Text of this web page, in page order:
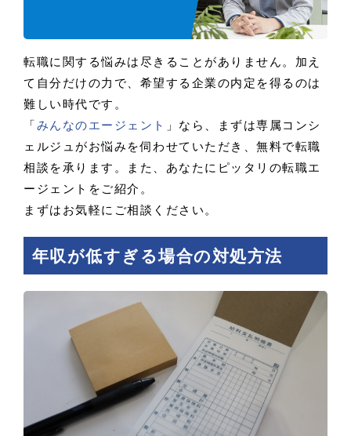
転職に関する悩みは尽きることがありません。加え
て自分だけの力で、希望する企業の内定を得るのは
難しい時代です。
「みんなのエージェント 」なら、まずは専属コンシ
ェルジュがお悩みを伺わせていただき、無料で転職
相談を承ります。また、あなたにピッタリの転職エ
ージェントをご紹介。
まずはお気軽にご相談ください。
年収が低すぎる場合の対処方法